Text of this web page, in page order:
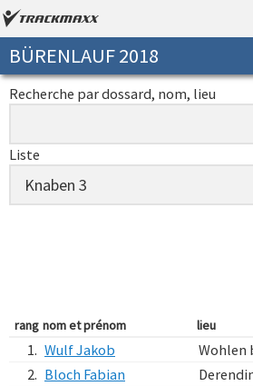
BÜRENLAUF 2018
Recherche par dossard, nom, lieu
Liste
rang nom et prénom lieu
1. Wulf Jakob Wohlen
2. Bloch Fabian